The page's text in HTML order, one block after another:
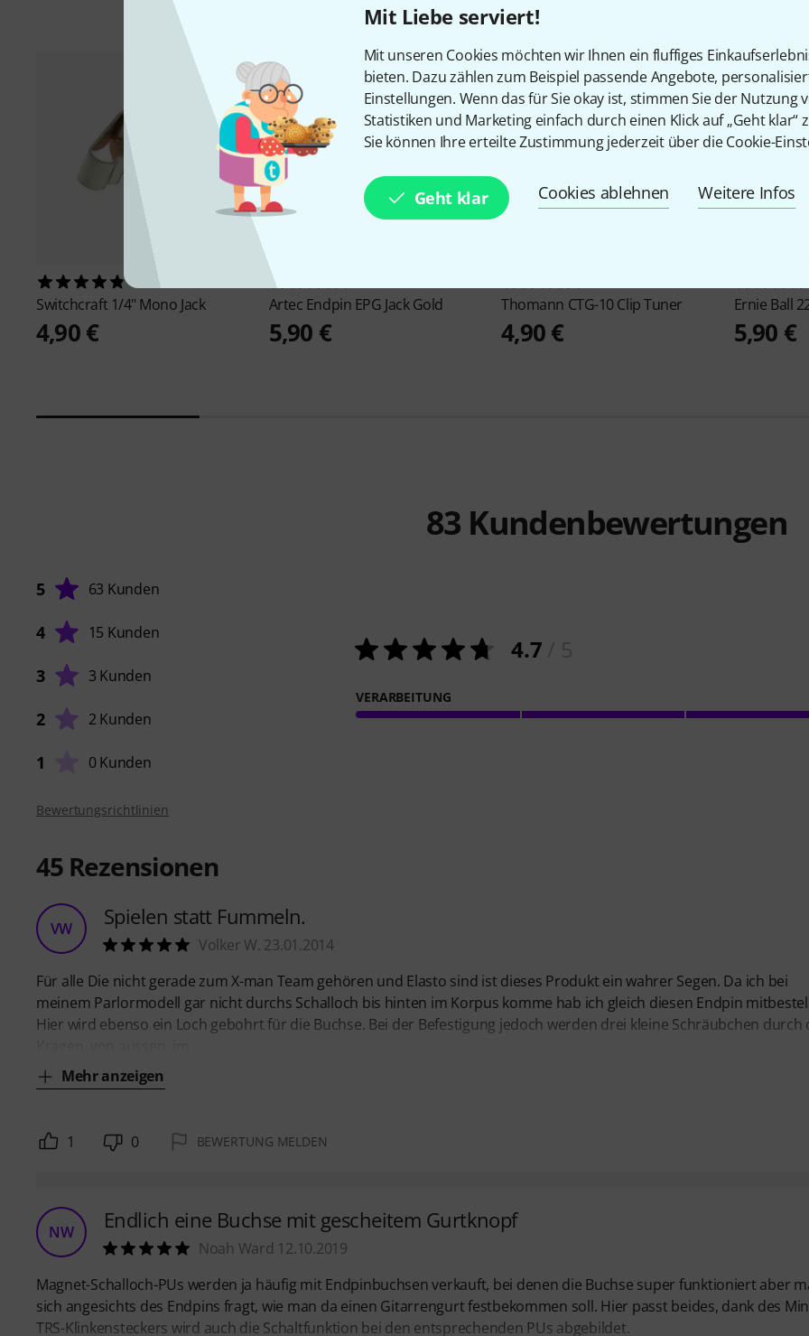
Mit Liebe serviert!
Mit unseren Cookies möchten wir Ihnen ein fluffiges
bieten. Dazu zählen zum Beispiel passende Angebote,
Einstellungen. Wenn das für Sie okay ist, stimmen Sie der Nutzung
Statistiken und Marketing einfach durch einen Klick auf „Geht klar“
Sie können Ihre erteilte Zustimmung jederzeit über die Cookie-
Geht klar Cookies ablehnen Weitere Infos
2633
Switchcraft 1/4" Mono Jack
4,90 €
Artec Endpin EPG Jack Gold
5,90 €
Thomann CTG-10 Clip Tuner
4,90 €
Ernie Ball
5,90 €
83 Kundenbewertungen
5 63 Kunden
4 15 Kunden
3 3 Kunden
2 2 Kunden
1 0 Kunden
4.7
VERARBEITUNG
Bewertungsrichtlinien
45 Rezensionen
VW Spielen statt Fummeln.
Volker W. 23.01.2014
Für alle Die nicht gerade zum X-man Team gehören und Elasto sind ist dieses Produkt ein wahrer Segen. Da ich bei
meinem Parlormodell gar nicht durchs Schalloch bis hinten im Korpus komme hab ich gleich diesen Endpin
Hier wird ebenso ein Loch gebohrt für die Buchse. Bei der Befestigung jedoch werden drei kleine Schräubchen durch
Mehr anzeigen
1 0 BEWERTUNG MELDEN
NW Endlich eine Buchse mit gescheitem Gurtknopf
Noah Ward 12.10.2019
Magnet-Schalloch-PUs werden ja häufig mit Endpinbuchsen verkauft, bei denen die Buchse super funktioniert aber
sich angesichts des Endpins fragt, wie man da einen Gitarrengurt festbekommen soll. Hier passt beides, dank des
TRS-Klinkensteckers wird auch die Schaltfunktion bei den entsprechenden PUs abgebildet.